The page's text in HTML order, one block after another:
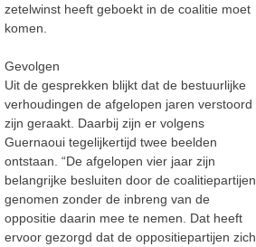
zetelwinst heeft geboekt in de coalitie moet
komen.
Gevolgen
Uit de gesprekken blijkt dat de bestuurlijke
verhoudingen de afgelopen jaren verstoord
zijn geraakt. Daarbij zijn er volgens
Guernaoui tegelijkertijd twee beelden
ontstaan. “De afgelopen vier jaar zijn
belangrijke besluiten door de coalitiepartijen
genomen zonder de inbreng van de
oppositie daarin mee te nemen. Dat heeft
ervoor gezorgd dat de oppositiepartijen zich